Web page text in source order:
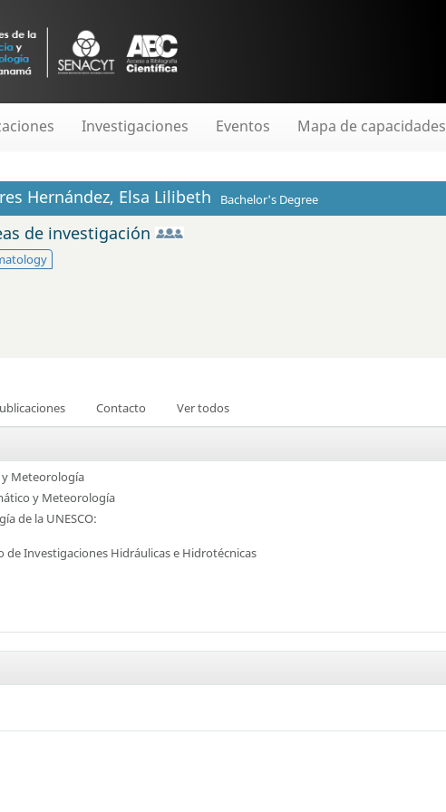
Investigaciones Eventos Mapa de capacidades
Hernández, Elsa Lilibeth Bachelor's Degree
de investigación
Contacto Ver todos
Meteorología
y Meteorología
de la UNESCO:
de Investigaciones Hidráulicas e Hidrotécnicas